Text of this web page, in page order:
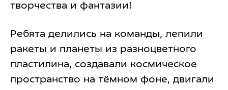
творчества и фантазии!
Ребята делились на команды, лепили
ракеты и планеты из разноцветного
пластилина, создавали космическое
пространство на тёмном фоне, двигали